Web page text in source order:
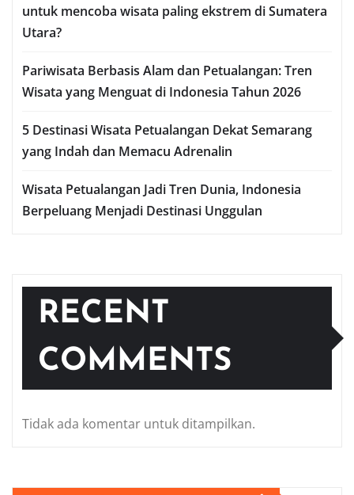
untuk mencoba wisata paling ekstrem di Sumatera
Utara?
Pariwisata Berbasis Alam dan Petualangan: Tren
Wisata yang Menguat di Indonesia Tahun 2026
5 Destinasi Wisata Petualangan Dekat Semarang
yang Indah dan Memacu Adrenalin
Wisata Petualangan Jadi Tren Dunia, Indonesia
Berpeluang Menjadi Destinasi Unggulan
RECENT
COMMENTS
Tidak ada komentar untuk ditampilkan.